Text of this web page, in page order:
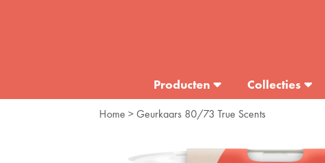
Producten Collecties
Home > Geurkaars 80/73 True Scents